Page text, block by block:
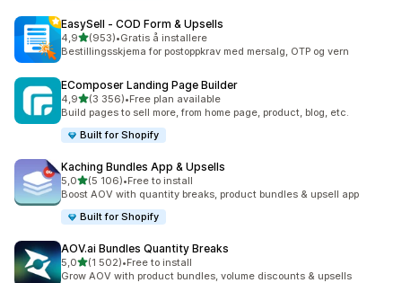
EasySell ‑ COD Form & Upsells
4,9av 5 stjerner
(953)
Totalt 953 omtaler
•Gratis å installere
Bestillingsskjema for postoppkrav med mersalg, OTP og vern
EComposer Landing Page Builder
4,9av 5 stjerner
(3 356)
Totalt 3356 omtaler
•Free plan available
Build pages to sell more, from home page, product, blog, etc.
Built for Shopify
Kaching Bundles App & Upsells
5,0av 5 stjerner
(5 106)
Totalt 5106 omtaler
•Free to install
Boost AOV with quantity breaks, product bundles & upsell app
Built for Shopify
AOV.ai Bundles Quantity Breaks
5,0av 5 stjerner
(1 502)
Totalt 1502 omtaler
•Free to install
Grow AOV with product bundles, volume discounts & upsells